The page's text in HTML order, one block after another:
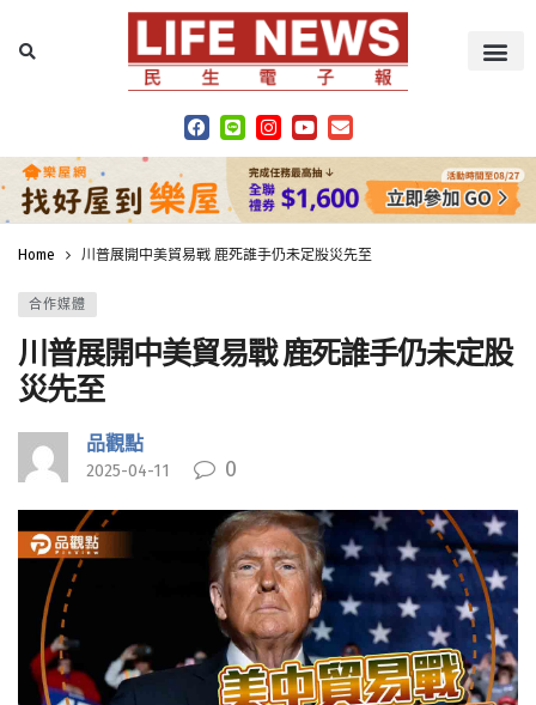
Home 川普展開中美貿易戰 鹿死誰手仍未定股災先至
合作媒體
川普展開中美貿易戰 鹿死誰手仍未定股
災先至
品觀點
2025-04-11 0